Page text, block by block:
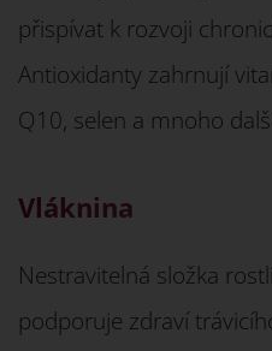
přispívat k rozvoji
Antioxidanty zahrnují
Q10, selen a mnoho
Vláknina
Nestravitelná složka
podporuje zdraví